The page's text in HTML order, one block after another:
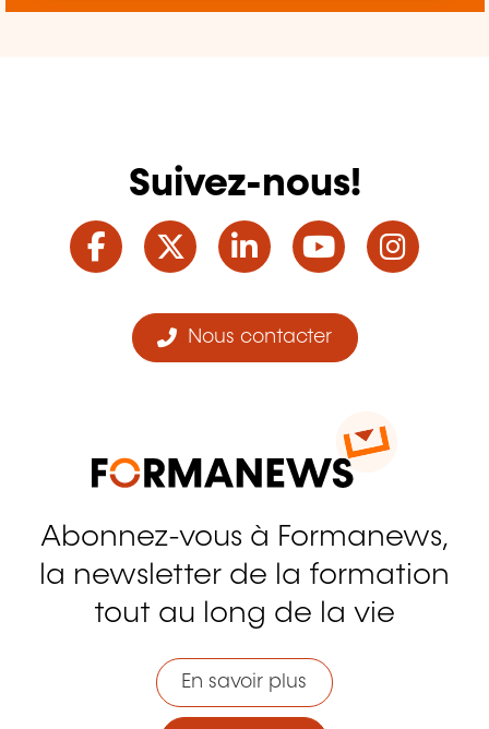
Suivez-nous!
Facebook
TwitterLinkedInYouTube
Nous contacter
Abonnez-vous à Formanews,
la newsletter de la formation
tout au long de la vie
En savoir plus